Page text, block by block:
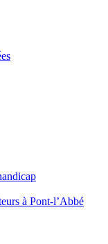
à Pont-l’Abbé